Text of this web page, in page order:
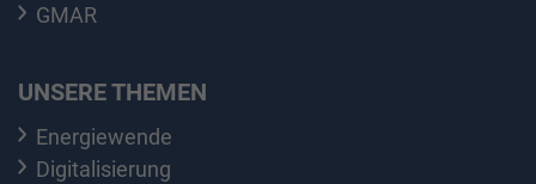
GMAR
UNSERE THEMEN
Energiewende
Digitalisierung